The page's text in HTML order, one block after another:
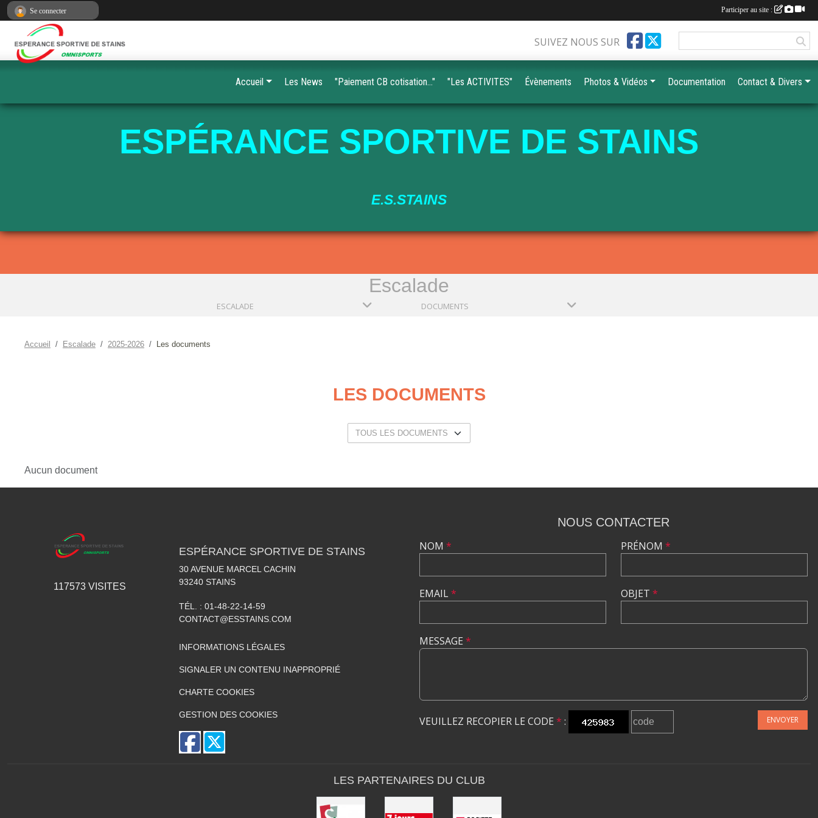
ESPÉRANCE SPORTIVE DE STAINS
E.S.STAINS
Escalade
ESCALADE DOCUMENTS
Accueil Escalade 2025-2026 Les documents
LES DOCUMENTS
Aucun document
SUIVEZ NOUS SUR
Accueil Les News "Paiement CB cotisation..." "Les ACTIVITES" Évènements Photos & Vidéos Documentation Contact & Divers
117573VISITES
ESPÉRANCE SPORTIVE DE STAINS
30 AVENUE MARCEL CACHIN
93240 STAINS
TÉL. : 01-48-22-14-59
CONTACT@ESSTAINS.COM
INFORMATIONS LÉGALES
SIGNALER UN CONTENU INAPPROPRIÉ
CHARTE COOKIES
GESTION DES COOKIES
NOUS CONTACTER
NOM *
EMAIL*
PRÉNOM *
OBJET *
MESSAGE *
VEUILLEZ RECOPIER LE CODE * : ENVOYER
LES PARTENAIRES DU CLUB
Se connecter Participer au site :
Panneau de gestion des cookies